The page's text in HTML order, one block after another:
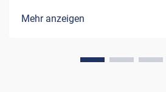
Ausrüstung...
Mehr anzeigen